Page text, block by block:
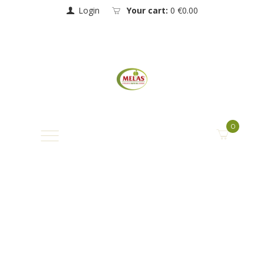
Login Your cart: 0 €0.00
0